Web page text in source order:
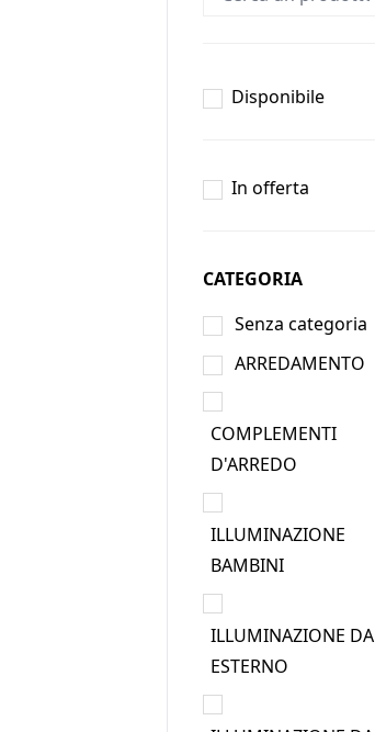
Disponibile
In offerta
CATEGORIA
Senza categoria
ARREDAMENTO
COMPLEMENTI
D'ARREDO
ILLUMINAZIONE
BAMBINI
ILLUMINAZIONE DA
ESTERNO